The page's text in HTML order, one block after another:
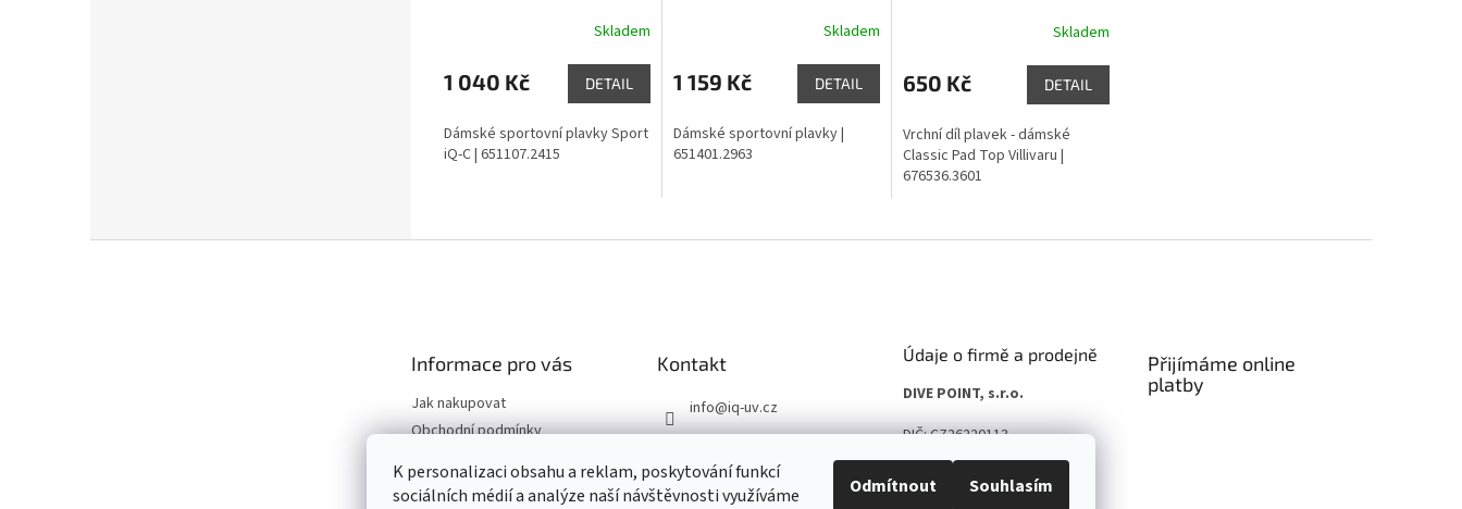
K personalizaci obsahu a reklam, poskytování funkcí
sociálních médií a analýze naší návštěvnosti využíváme
Odmítnout Souhlasím
Skladem
1 040 Kč DETAIL
Dámské sportovní plavky Sport
iQ-C | 651107.2415
Skladem
1 159 Kč DETAIL
Dámské sportovní plavky |
651401.2963
Skladem
650 Kč DETAIL
Vrchní díl plavek - dámské
Classic Pad Top Villivaru |
676536.3601
Informace pro vás
Jak nakupovat
Obchodní podmínky
údajů
Kontakt
info@iq-uv.cz
602 295 376
Facebook
Údaje o firmě a prodejně
DIVE POINT, s.r.o.
DIČ: CZ26220113
Prodejna: Na Radosti 184/59,
155 21 Praha
Přijímáme online
platby